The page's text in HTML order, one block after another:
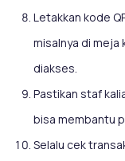
Letakkan kode
misalnya di meja
diakses.
Pastikan staf
bisa membantu
Selalu cek